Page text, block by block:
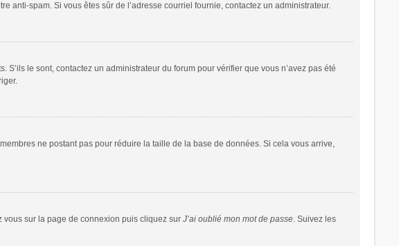
anti-spam. Si vous êtes sûr de l’adresse courriel fournie, contactez un administrateur.
le sont, contactez un administrateur du forum pour vérifier que vous n’avez pas été
ne postant pas pour réduire la taille de la base de données. Si cela vous arrive,
vous sur la page de connexion puis cliquez sur J’ai oublié mon mot de passe. Suivez les